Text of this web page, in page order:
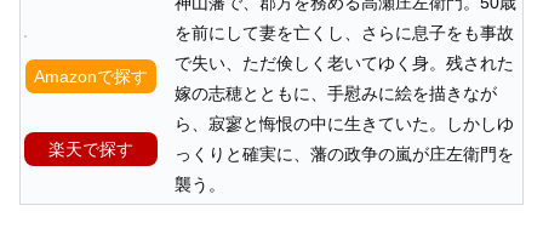
Amazonで探す
楽天で探す
を前にして妻を亡くし、さらに息子をも事故
で失い、ただ倹しく老いてゆく身。残された
嫁の志穂とともに、手慰みに絵を描きなが
ら、寂寥と悔恨の中に生きていた。しかしゆ
っくりと確実に、藩の政争の嵐が庄左衛門を
襲う。